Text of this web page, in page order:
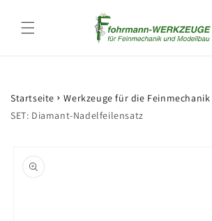
Inhalt
Startseite Werkzeuge für die Feinmechanik
SET: Diamant-Nadelfeilensatz